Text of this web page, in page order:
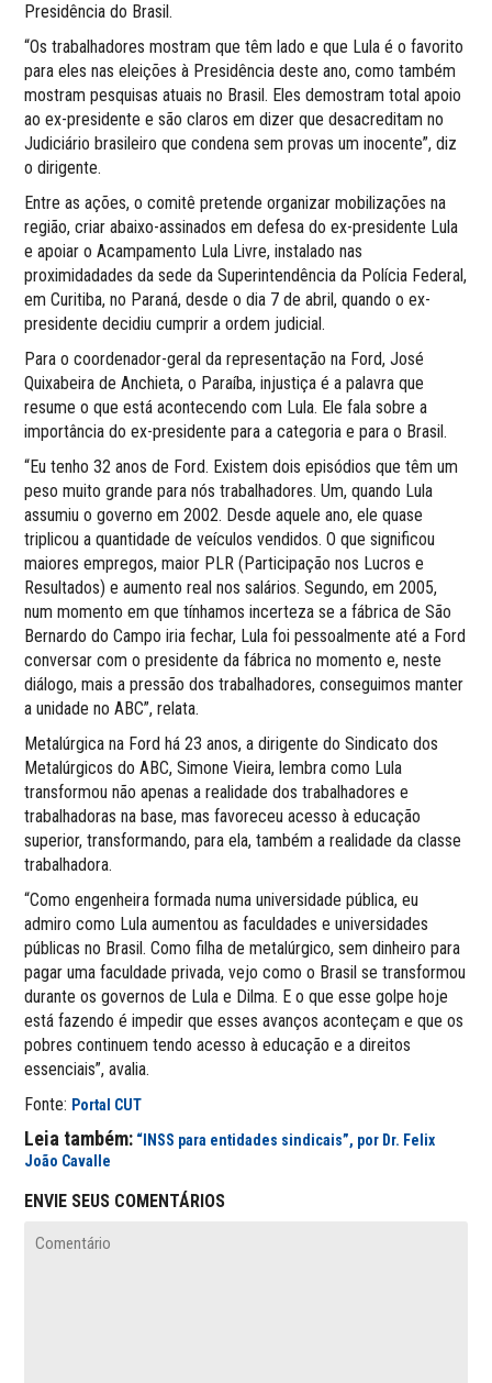
Presidência do Brasil.
“Os trabalhadores mostram que têm lado e que Lula é o favorito
para eles nas eleições à Presidência deste ano, como também
mostram pesquisas atuais no Brasil. Eles demostram total apoio
ao ex-presidente e são claros em dizer que desacreditam no
Judiciário brasileiro que condena sem provas um inocente”, diz
o dirigente.
Entre as ações, o comitê pretende organizar mobilizações na
região, criar abaixo-assinados em defesa do ex-presidente Lula
e apoiar o Acampamento Lula Livre, instalado nas
proximidadades da sede da Superintendência da Polícia Federal,
em Curitiba, no Paraná, desde o dia 7 de abril, quando o ex-
presidente decidiu cumprir a ordem judicial.
Para o coordenador-geral da representação na Ford, José
Quixabeira de Anchieta, o Paraíba, injustiça é a palavra que
resume o que está acontecendo com Lula. Ele fala sobre a
importância do ex-presidente para a categoria e para o Brasil.
“Eu tenho 32 anos de Ford. Existem dois episódios que têm um
peso muito grande para nós trabalhadores. Um, quando Lula
assumiu o governo em 2002. Desde aquele ano, ele quase
triplicou a quantidade de veículos vendidos. O que significou
maiores empregos, maior PLR (Participação nos Lucros e
Resultados) e aumento real nos salários. Segundo, em 2005,
num momento em que tínhamos incerteza se a fábrica de São
Bernardo do Campo iria fechar, Lula foi pessoalmente até a Ford
conversar com o presidente da fábrica no momento e, neste
diálogo, mais a pressão dos trabalhadores, conseguimos manter
a unidade no ABC”, relata.
Metalúrgica na Ford há 23 anos, a dirigente do Sindicato dos
Metalúrgicos do ABC, Simone Vieira, lembra como Lula
transformou não apenas a realidade dos trabalhadores e
trabalhadoras na base, mas favoreceu acesso à educação
superior, transformando, para ela, também a realidade da classe
trabalhadora.
“Como engenheira formada numa universidade pública, eu
admiro como Lula aumentou as faculdades e universidades
públicas no Brasil. Como filha de metalúrgico, sem dinheiro para
pagar uma faculdade privada, vejo como o Brasil se transformou
durante os governos de Lula e Dilma. E o que esse golpe hoje
está fazendo é impedir que esses avanços aconteçam e que os
pobres continuem tendo acesso à educação e a direitos
essenciais”, avalia.
Fonte: Portal CUT
Leia também: “INSS para entidades sindicais”, por Dr. Felix
João Cavalle
ENVIE SEUS COMENTÁRIOS